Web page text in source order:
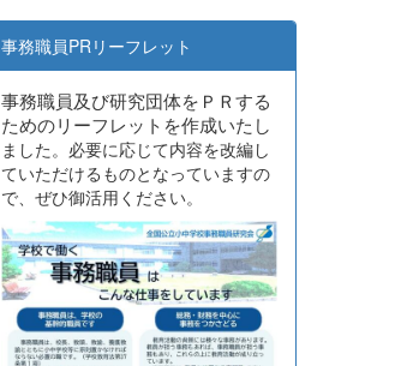
事務職員PRリーフレット
事務職員及び研究団体をＰＲする
ためのリーフレットを作成いたし
ました。必要に応じて内容を改編し
ていただけるものとなっていますの
で、ぜひ御活用ください。